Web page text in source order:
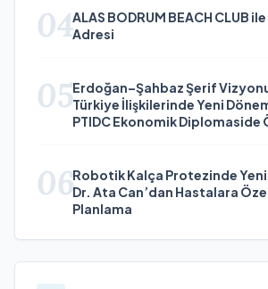
04ALAS BODRUM BEACH CLUB
Adresi
05Erdoğan–Şahbaz Şerif
Türkiye İlişkilerinde Yeni
PTIDC Ekonomik Diplomaside
06Robotik Kalça Protezinde
Dr. Ata Can’dan Hastalara
Planlama